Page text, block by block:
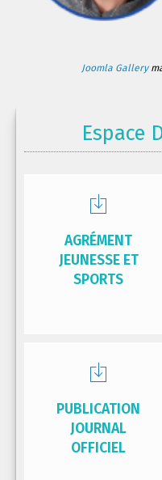
Joomla Gallery
Espace
AGRÉMENT
JEUNESSE ET
SPORTS
PUBLICATION
JOURNAL
OFFICIEL